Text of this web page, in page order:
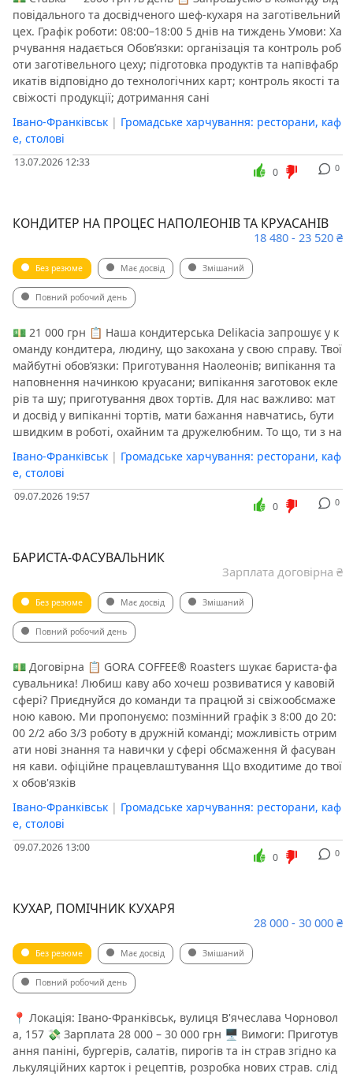
повідального та досвідченого шеф-кухаря на заготівельний
цех. Графік роботи: 08:00–18:00 5 днів на тиждень Умови: Ха
рчування надається Обов’язки: організація та контроль роб
оти заготівельного цеху; підготовка продуктів та напівфабр
икатів відповідно до технологічних карт; контроль якості та
свіжості продукції; дотримання сані
Івано-Франківськ | Громадське харчування: ресторани, каф
е, столові
13.07.2026 12:33 0
0
КОНДИТЕР НА ПРОЦЕС НАПОЛЕОНІВ ТА КРУАСАНІВ
18 480 - 23 520 ₴
Без резюме Має досвід Змішаний
Повний робочий день
💵 21 000 грн 📋 Наша кондитерська Delikacia запрошує у к
оманду кондитера, людину, що закохана у свою справу. Твої
майбутні обовʼязки: Приготування Наолеонів; випікання та
наповнення начинкою круасани; випікання заготовок екле
рів та шу; приготування двох тортів. Для нас важливо: мат
и досвід у випіканні тортів, мати бажання навчатись, бути
швидким в роботі, охайним та дружелюбним. То що, ти з на
Івано-Франківськ | Громадське харчування: ресторани, каф
е, столові
09.07.2026 19:57 0
0
БАРИСТА-ФАСУВАЛЬНИК
Зарплата договірна ₴
Без резюме Має досвід Змішаний
Повний робочий день
💵 Договірна 📋 GORA COFFEE® Roasters шукає бариста-фа
сувальника! Любиш каву або хочеш розвиватися у кавовій
сфері? Приєднуйся до команди та працюй зі свіжообсмаже
ною кавою. Ми пропонуємо: позмінний графік з 8:00 до 20:
00 2/2 або 3/3 роботу в дружній команді; можливість отрим
ати нові знання та навички у сфері обсмаження й фасуван
ня кави. офіційне працевлаштування Що входитиме до твої
х обов'язків
Івано-Франківськ | Громадське харчування: ресторани, каф
е, столові
09.07.2026 13:00 0
0
КУХАР, ПОМІЧНИК КУХАРЯ
28 000 - 30 000 ₴
Без резюме Має досвід Змішаний
Повний робочий день
📍 Локація: Івано-Франківськ, вулиця В'ячеслава Чорновол
а, 157 💸 Зарплата 28 000 – 30 000 грн 🖥 Вимоги: Приготув
ання паніні, бургерів, салатів, пирогів та ін страв згідно ка
лькуляційних карток і рецептів, розробка нових страв. слід